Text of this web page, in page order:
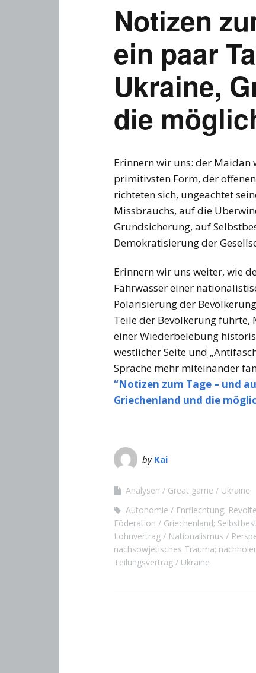
Notizen
ein paar
Ukraine,
die
Erinnern wir uns: der Maidan
primitivsten Form, der
richteten sich, ungeachtet
Missbrauchs, auf die
Grundsicherung, auf
Demokratisierung der
Erinnern wir uns weiter, wie
Fahrwasser einer
Polarisierung der
Teile der Bevölkerung führte,
einer Wiederbelebung
westlicher Seite und
Sprache mehr miteinander
“Notizen zum Tage – und
Griechenland und die
by Kai
Analysen Great game
Ukraine
Autonomie
Enrflechtung; Revolte
Föderation
Griechenland;
Lohnvertrag
Nationalismus
nachsowjetisches Trauma;
Teilungsvertrag
Ukraine